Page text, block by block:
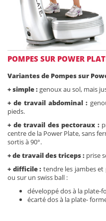
POMPES SUR POWER
Variantes de Pompes sur
+ simple : genoux au sol, mais
+ de travail abdominal :
pieds.
+ de travail des pectoraux :
centre de la Power Plate, sans
sortis à 90°.
+ de travail des triceps : prise
+ difficile : tendre les jambes
ou sur un swiss ball :
développé dos à la plate-
écarté dos à la plate-